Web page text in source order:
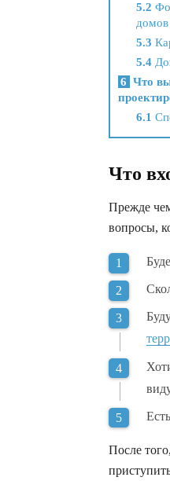
5.2
домов
5.3
5.4
6 Что
6.1
Что
Прежде
вопросы,
После